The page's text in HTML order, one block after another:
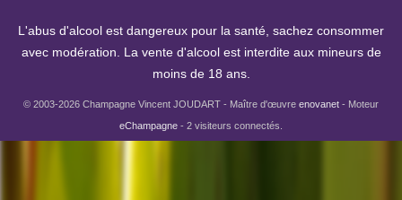
L'abus d'alcool est dangereux pour la santé, sachez consommer
avec modération. La vente d'alcool est interdite aux mineurs de
moins de 18 ans.
© 2003-2026 Champagne Vincent JOUDART - Maître d'œuvre enovanet - Moteur
eChampagne - 2 visiteurs connectés.